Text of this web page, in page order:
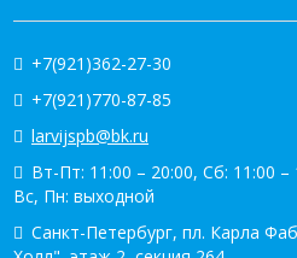
+7(921)362-27-30
+7(921)770-87-85
larvijspb@bk.ru
Вт-Пт: 11:00 – 20:00, Сб: 11:00 –
Вс, Пн: выходной
Санкт-Петербург, пл. Карла